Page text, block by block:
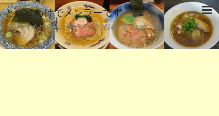
というわけでメンラーです
新店を中心に食べたラーメンを記録するブログです。